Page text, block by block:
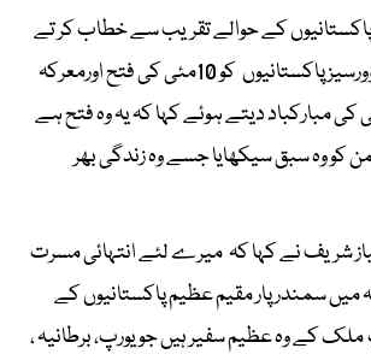
کے حوالے تقریب سے خطاب کر تے
ہوئے وزیر اعظم نے اوورسیز پاکستانیوں کو 10مئی کی فتح اورمعرکہ
مبارکباد دیتے ہوئے کہا کہ یہ وہ فتح ہے
وہ سبق سیکھایا جسے وہ زندگی بھر
شریف نے کہا کہ میرے لئے انتہائی مسرت
میں سمندر پار مقیم عظیم پاکستانیوں کے
کے وہ عظیم سفیر ہیں جو یورپ، برطانیہ ،